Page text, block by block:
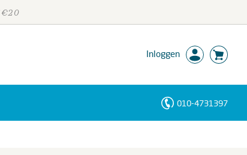
€20
Inloggen
010-4731397